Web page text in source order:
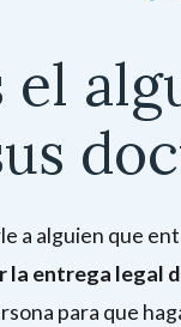
el
a alguien que
la entrega legal
para que